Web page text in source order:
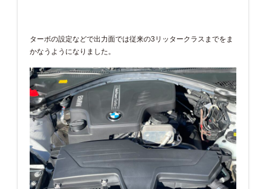
ターボの設定などで出力面では従来の3リッタークラスまでをま
かなうようになりました。